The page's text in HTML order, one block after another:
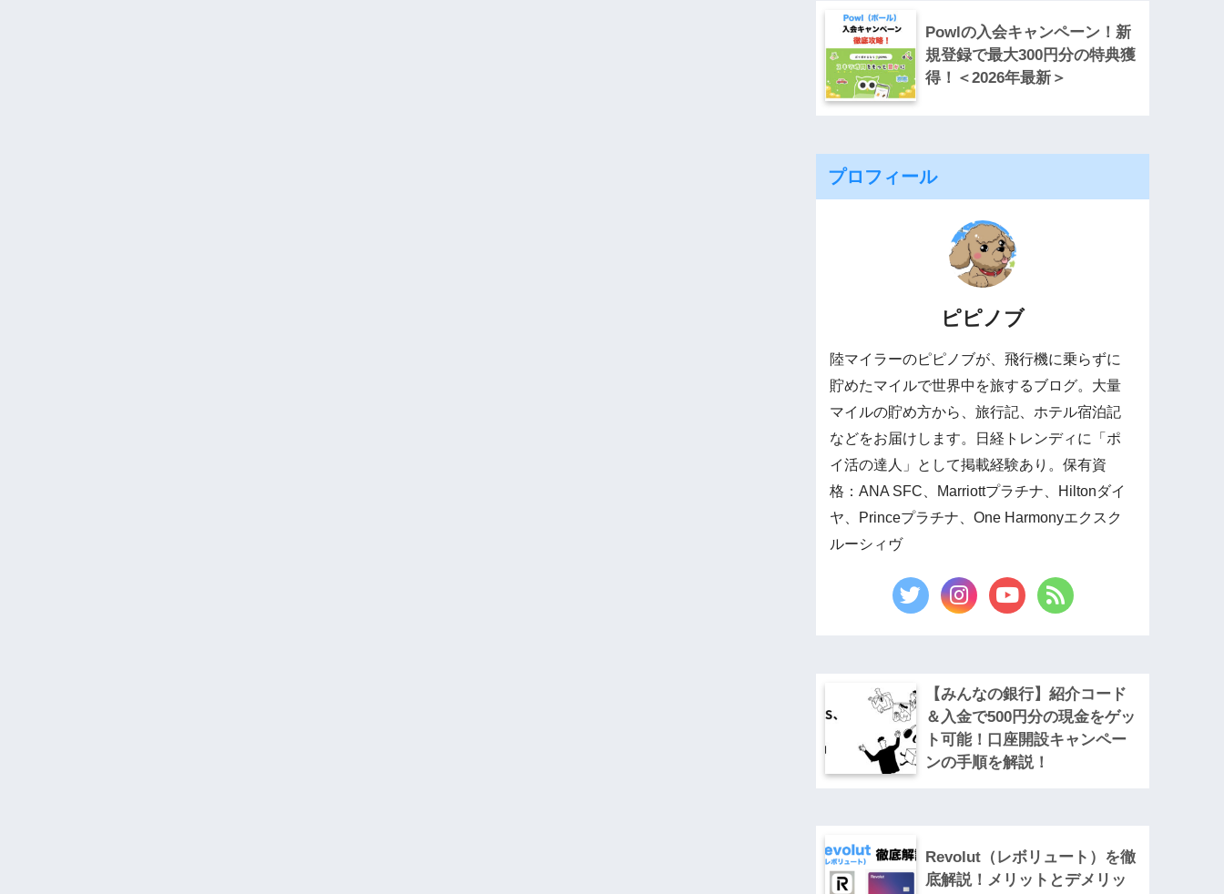
Powlの入会キャンペーン！新
規登録で最大300円分の特典獲
得！＜2026年最新＞
プロフィール
ピピノブ
陸マイラーのピピノブが、飛行機に乗らずに
貯めたマイルで世界中を旅するブログ。大量
マイルの貯め方から、旅行記、ホテル宿泊記
などをお届けします。日経トレンディに「ポ
イ活の達人」として掲載経験あり。保有資
格：ANA SFC、Marriottプラチナ、Hiltonダイ
ヤ、Princeプラチナ、One Harmonyエクスク
ルーシィヴ
【みんなの銀行】紹介コード
＆入金で500円分の現金をゲッ
ト可能！口座開設キャンペー
ンの手順を解説！
Revolut（レボリュート）を徹
底解説！メリットとデメリッ